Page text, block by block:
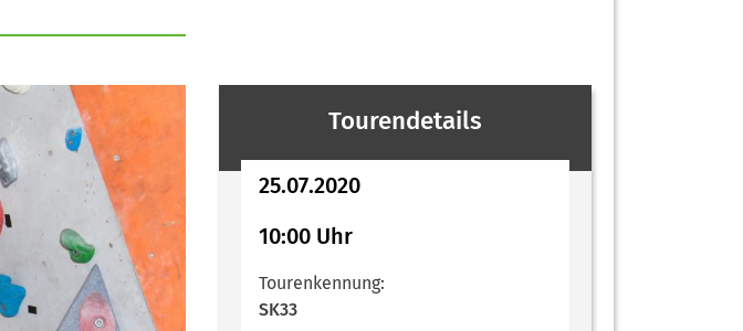
Tourendetails
25.07.2020
10:00 Uhr
Tourenkennung:
SK33